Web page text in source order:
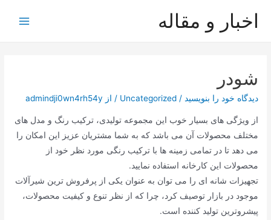
اخبار و مقاله
شودر
دیدگاه‌ خود را بنویسید /
Uncategorized / از admindji0wn4rh54y
از ویژگی های بسیار خوب این مجموعه تولیدی، ترکیب رنگ و مدل های
مختلف محصولات آن می باشد که به شما مشتریان عزیز این امکان را
می دهد تا در تمامی زمینه ها با ترکیب رنگی مورد نظر خود از
محصولات این کارخانه استفاده نمایید.
تجهیزات شانه ای را می توان به عنوان یکی از پرفروش ترین شیرآلات
موجود در بازار توصیف کرد، چرا که از نظر تنوع و کیفیت محصولات،
پیشروترین تولید کننده است.